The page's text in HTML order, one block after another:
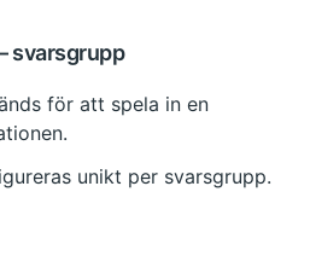
svarsgrupp
för att spela in en
unikt per svarsgrupp.